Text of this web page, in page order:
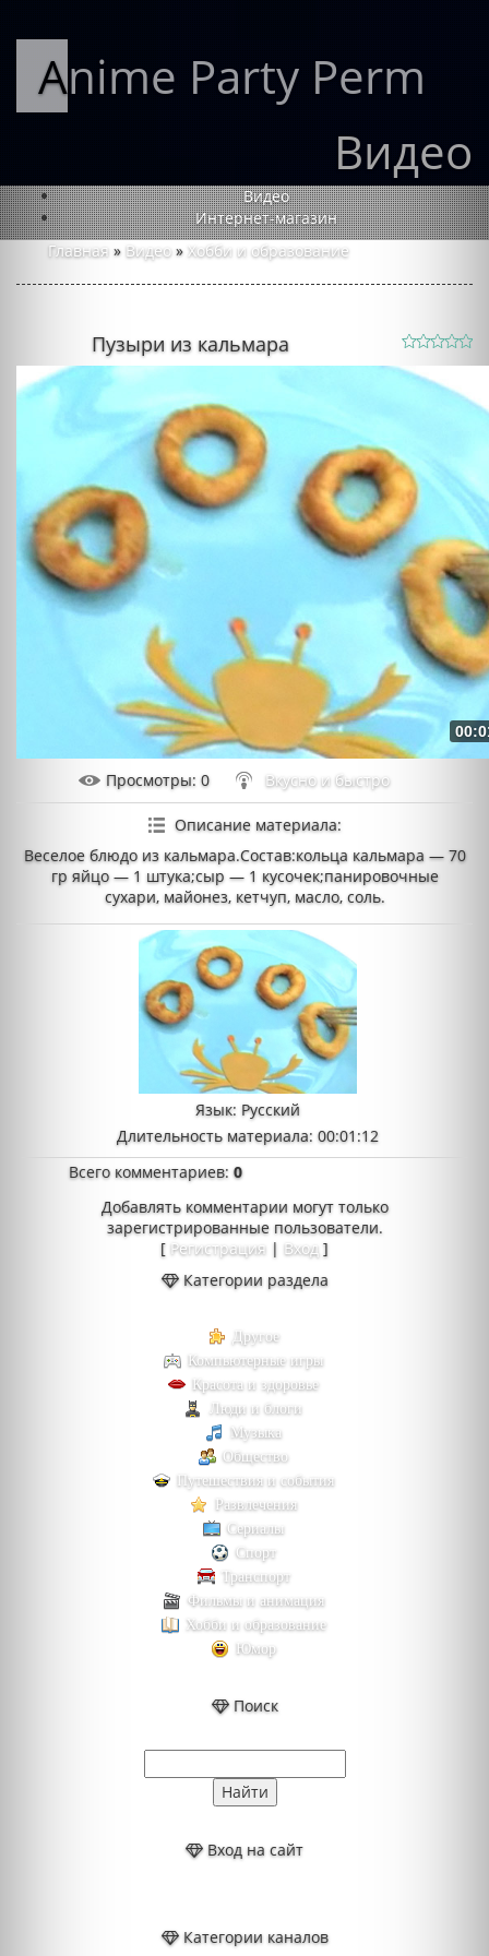
Anime Party Perm
Видео
Видео
Интернет-магазин
Главная » Видео » Хобби и образование
Пузыри из кальмара
Просмотры: 0 Вкусно и быстро
Описание материала:
Веселое блюдо из кальмара.Состав:кольца кальмара — 70
гр яйцо — 1 штука;сыр — 1 кусочек;панировочные
сухари, майонез, кетчуп, масло, соль.
Язык: Русский
Длительность материала: 00:01:12
Всего комментариев:0
Добавлять комментарии могут только
зарегистрированные пользователи.
[ Регистрация | Вход ]
Категории раздела
Другое
Компьютерные игры
Красота и здоровье
Люди и блоги
Музыка
Общество
Путешествия и события
Развлечения
Сериалы
Спорт
Транспорт
Фильмы и анимация
Хобби и образование
Юмор
Поиск
Вход на сайт
Категории каналов